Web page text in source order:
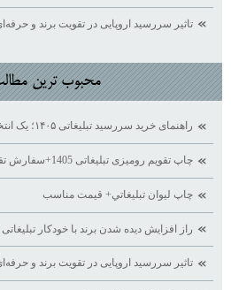
تاثیر سررسید اروپایی در تقویت برند و
محبوب ترين
راهنمای خرید سررسید تبلیغاتی ۱۴۰۵؛ یک انتخاب هوشمندانه برای برندها
چاپ تقویم رومیزی تبلیغاتی 1405+سفارش تقویم رومیزی اختصاصی
چاپ ليوان تبليغاتي+ قيمت مناسب
راز افزایش دیده ‌شدن برند با خودکار تبلیغاتی
تاثیر سررسید اروپایی در تقویت برند و